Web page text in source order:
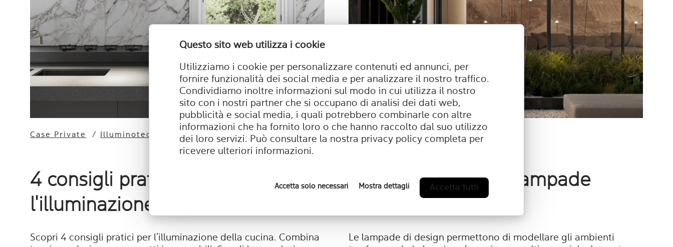
Questo sito web utilizza i cookie
Utilizziamo i cookie per personalizzare contenuti ed annunci, per
fornire funzionalità dei social media e per analizzare il nostro traffico.
Condividiamo inoltre informazioni sul modo in cui utilizza il nostro
sito con i nostri partner che si occupano di analisi dei dati web,
pubblicità e social media, i quali potrebbero combinarle con altre
informazioni che ha fornito loro o che hanno raccolto dal suo utilizzo
dei loro servizi. Può consultare la nostra privacy policy completa per
ricevere ulteriori informazioni.
Accetta solo necessari Mostra dettagli Accetta tutti
Case Private / Illuminotecnica
4 consigli pratici per
l'illuminazione della cucina
Scopri 4 consigli pratici per l’illuminazione della cucina. Combina
Illuminotecnica
Perché usare delle lampade
Le lampade di design permettono di modellare gli ambienti